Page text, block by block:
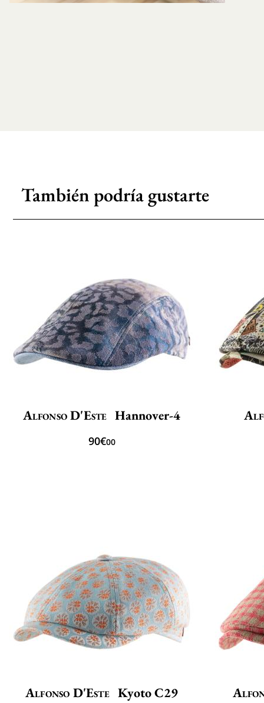
También podría gustarte
Alfonso D'Este Hannover-4
90€00
Alfonso D'Este Kyoto C29